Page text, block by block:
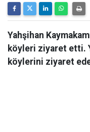
Yahşihan
köyleri ziyaret etti.
köylerini ziyaret